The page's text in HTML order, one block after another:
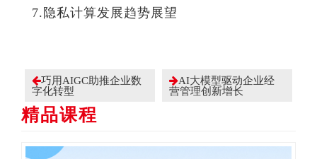
7.隐私计算发展趋势展望
巧用AIGC助推企业数
字化转型
AI大模型驱动企业经
营管理创新增长
精品课程